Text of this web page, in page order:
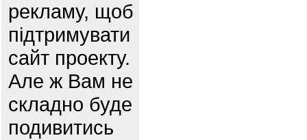
рекламу, щоб
підтримувати
сайт проекту.
Але ж Вам не
складно буде
подивитись